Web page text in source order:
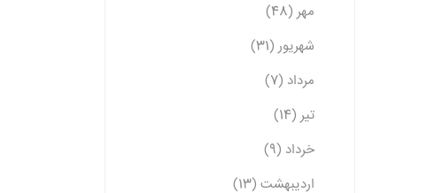
مهر (48)
شهریور (31)
مرداد (7)
تیر (14)
خرداد (9)
اردیبهشت (13)